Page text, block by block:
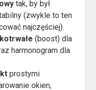
tak, by był
(zwykle to ten
najczęściej).
(boost) dla
harmonogram dla
prostymi
okien,